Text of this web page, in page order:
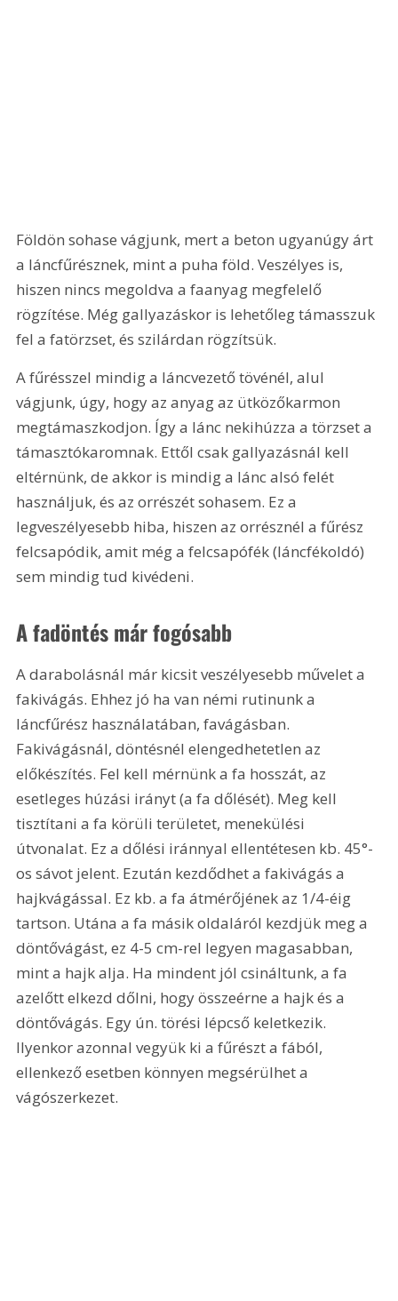
Földön sohase vágjunk, mert a beton ugyanúgy árt
a láncfűrésznek, mint a puha föld. Veszélyes is,
hiszen nincs megoldva a faanyag megfelelő
rögzítése. Még gallyazáskor is lehetőleg támasszuk
fel a fatörzset, és szilárdan rögzítsük.
A fűrésszel mindig a láncvezető tövénél, alul
vágjunk, úgy, hogy az anyag az ütközőkarmon
megtámaszkodjon. Így a lánc nekihúzza a törzset a
támasztókaromnak. Ettől csak gallyazásnál kell
eltérnünk, de akkor is mindig a lánc alsó felét
használjuk, és az orrészét sohasem. Ez a
legveszélyesebb hiba, hiszen az orrésznél a fűrész
felcsapódik, amit még a felcsapófék (láncfékoldó)
sem mindig tud kivédeni.
A fadöntés már fogósabb
A darabolásnál már kicsit veszélyesebb művelet a
fakivágás. Ehhez jó ha van némi rutinunk a
láncfűrész használatában, favágásban.
Fakivágásnál, döntésnél elengedhetetlen az
előkészítés. Fel kell mérnünk a fa hosszát, az
esetleges húzási irányt (a fa dőlését). Meg kell
tisztítani a fa körüli területet, menekülési
útvonalat. Ez a dőlési iránnyal ellentétesen kb. 45°-
os sávot jelent. Ezután kezdődhet a fakivágás a
hajkvágással. Ez kb. a fa átmérőjének az 1/4-éig
tartson. Utána a fa másik oldaláról kezdjük meg a
döntővágást, ez 4-5 cm-rel legyen magasabban,
mint a hajk alja. Ha mindent jól csináltunk, a fa
azelőtt elkezd dőlni, hogy összeérne a hajk és a
döntővágás. Egy ún. törési lépcső keletkezik.
Ilyenkor azonnal vegyük ki a fűrészt a fából,
ellenkező esetben könnyen megsérülhet a
vágószerkezet.